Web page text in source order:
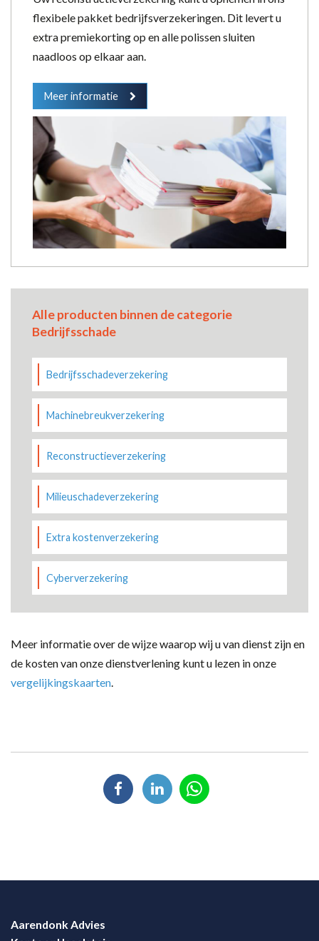
flexibele pakket bedrijfsverzekeringen. Dit levert u
extra premiekorting op en alle polissen sluiten
naadloos op elkaar aan.
Meer informatie
Alle producten binnen de categorie
Bedrijfsschade
Bedrijfsschadeverzekering
Machinebreukverzekering
Reconstructieverzekering
Milieuschadeverzekering
Extra kostenverzekering
Cyberverzekering
Meer informatie over de wijze waarop wij u van dienst zijn en
de kosten van onze dienstverlening kunt u lezen in onze
vergelijkingskaarten.
Aarendonk Advies